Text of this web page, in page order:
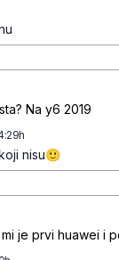
Na y6 2019
nisu🙂
je prvi huawei i